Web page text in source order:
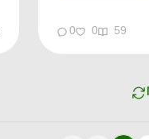
0 0 59